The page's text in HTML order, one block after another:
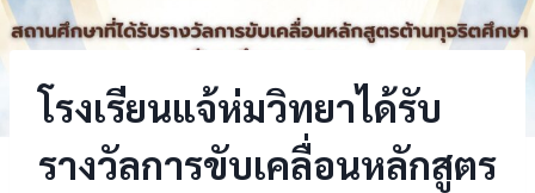
โรงเรียนแจ้ห่มวิทยาได้รับ
รางวัลการขับเคลื่อนหลักสูตร